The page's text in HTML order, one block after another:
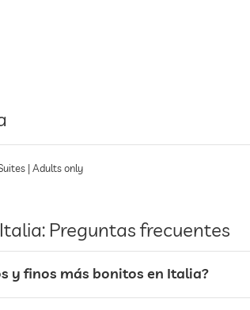
| Adults only
Preguntas frecuentes
y finos más bonitos en Italia?